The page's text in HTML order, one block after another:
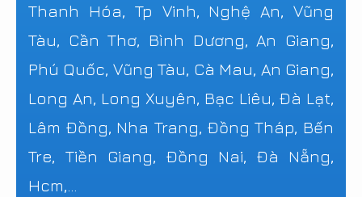
Thanh Hóa, Tp Vinh, Nghệ An, Vũng
Tàu, Cần Thơ, Bình Dương, An Giang,
Phú Quốc, Vũng Tàu, Cà Mau, An Giang,
Long An, Long Xuyên, Bạc Liêu, Đà Lạt,
Lâm Đồng, Nha Trang, Đồng Tháp, Bến
Tre, Tiền Giang, Đồng Nai, Đà Nẵng,
Hcm,...